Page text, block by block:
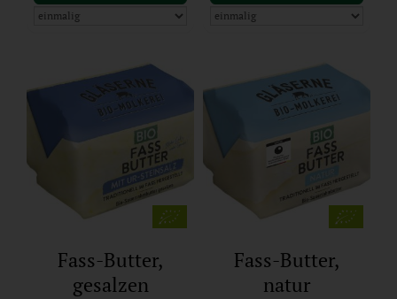
Fass-Butter,
gesalzen
Fass-Butter,
natur